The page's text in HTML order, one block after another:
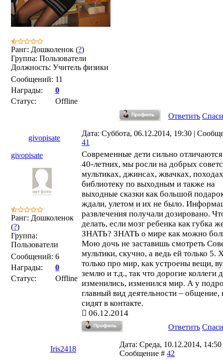
Ранг: Дошколенок (?)
Группа: Пользователи
Должность: Учитель физики
Сообщений: 11
Награды:
0
Статус:
Offline
Ответить
givopisate
Дата: Суббота, 06.12.2014, 19:30 |
41
givopisate
Ранг: Дошколенок
(?)
Группа:
Пользователи
Сообщений: 6
Награды:
0
Статус:
Offline
Современные дети сильно
40-летних, мы росли на добрых
мультиках, джинсах, жвачках,
библиотеку по выходным и также на
выходные сказки как большой
ждали, улетом и их не было.
развлечения получали дозировано.
делать, если мозг ребенка как губка
ЗНАТЬ? ЗНАТЬ о мире как можно
Мою дочь не заставишь смотреть
мультики, скучно, а ведь ей только 5.
только про мир, как устроены вещи,
землю и т.д., так что дорогие коллеги
изменились, изменился мир. А у
главный вид деятельности – общение,
сидят в контакте.
06.12.2014
Ответить
Iris2418
Дата: Среда, 10.12.2014, 14:50
Сообщение # 42